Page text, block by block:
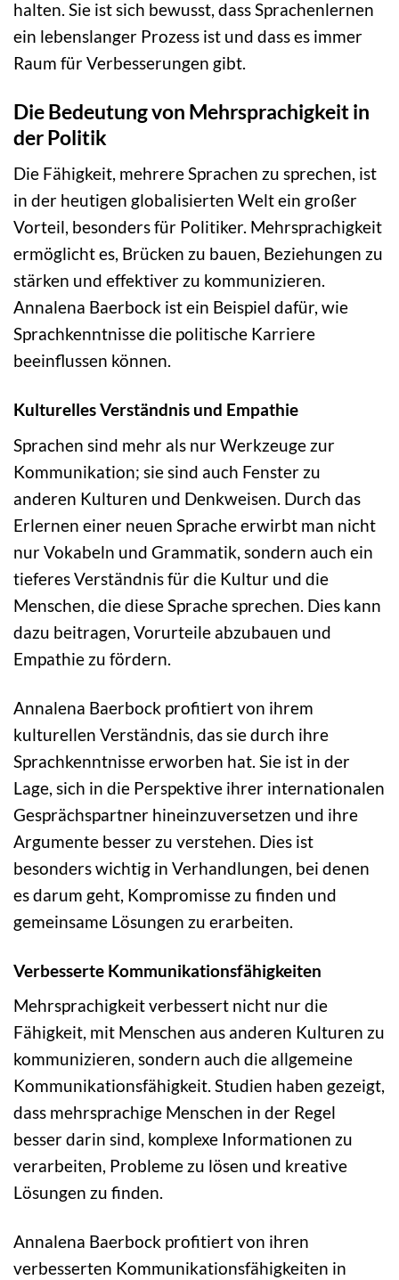
halten. Sie ist sich bewusst, dass Sprachenlernen
ein lebenslanger Prozess ist und dass es immer
Raum für Verbesserungen gibt.
Die Bedeutung von Mehrsprachigkeit in
der Politik
Die Fähigkeit, mehrere Sprachen zu sprechen, ist
in der heutigen globalisierten Welt ein großer
Vorteil, besonders für Politiker. Mehrsprachigkeit
ermöglicht es, Brücken zu bauen, Beziehungen zu
stärken und effektiver zu kommunizieren.
Annalena Baerbock ist ein Beispiel dafür, wie
Sprachkenntnisse die politische Karriere
beeinflussen können.
Kulturelles Verständnis und Empathie
Sprachen sind mehr als nur Werkzeuge zur
Kommunikation; sie sind auch Fenster zu
anderen Kulturen und Denkweisen. Durch das
Erlernen einer neuen Sprache erwirbt man nicht
nur Vokabeln und Grammatik, sondern auch ein
tieferes Verständnis für die Kultur und die
Menschen, die diese Sprache sprechen. Dies kann
dazu beitragen, Vorurteile abzubauen und
Empathie zu fördern.
Annalena Baerbock profitiert von ihrem
kulturellen Verständnis, das sie durch ihre
Sprachkenntnisse erworben hat. Sie ist in der
Lage, sich in die Perspektive ihrer internationalen
Gesprächspartner hineinzuversetzen und ihre
Argumente besser zu verstehen. Dies ist
besonders wichtig in Verhandlungen, bei denen
es darum geht, Kompromisse zu finden und
gemeinsame Lösungen zu erarbeiten.
Verbesserte Kommunikationsfähigkeiten
Mehrsprachigkeit verbessert nicht nur die
Fähigkeit, mit Menschen aus anderen Kulturen zu
kommunizieren, sondern auch die allgemeine
Kommunikationsfähigkeit. Studien haben gezeigt,
dass mehrsprachige Menschen in der Regel
besser darin sind, komplexe Informationen zu
verarbeiten, Probleme zu lösen und kreative
Lösungen zu finden.
Annalena Baerbock profitiert von ihren
verbesserten Kommunikationsfähigkeiten in